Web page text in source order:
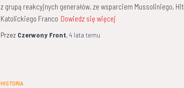
z grupą reakcyjnych generałów, ze wsparciem Mussoliniego,
Katolickiego Franco Dowiedz się więcej
Przez Czerwony Front, 4 lata temu
HISTORIA